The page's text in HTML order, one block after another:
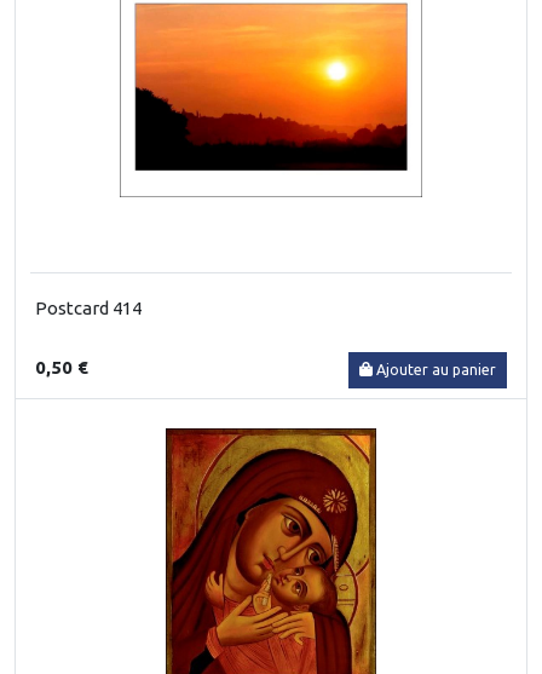
Postcard 414
0,50 € Ajouter au panier